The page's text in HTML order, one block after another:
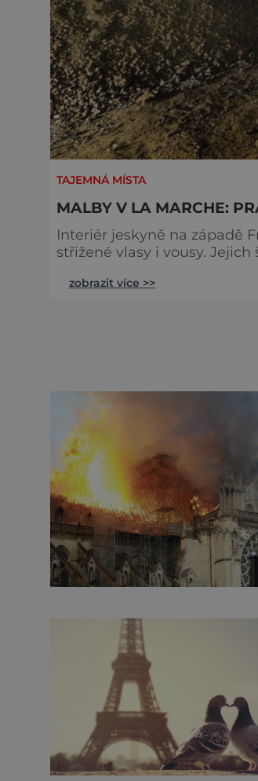
TAJEMNÁ MÍSTA
MALBY V LA MARCHE:
Interiér jeskyně na západě
střižené vlasy i vousy.
minulého století. Skrývala
zobrazit více >>